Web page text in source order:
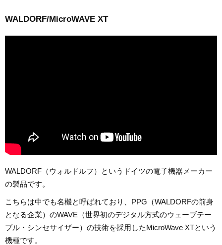
WALDORF/MicroWAVE XT
WALDORF（ウォルドルフ）というドイツの電子機器メーカー
の製品です。
こちらは中でも名機と呼ばれており、PPG（WALDORFの前身
となる企業）のWAVE（世界初のデジタル方式のウェーブテー
ブル・シンセサイザー）の技術を採用したMicroWave XTという
機種です。